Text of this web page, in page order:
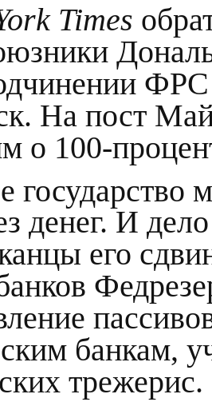
Times
На пост
о 100-
государство
денег. И
его
банкам,
трежерис.